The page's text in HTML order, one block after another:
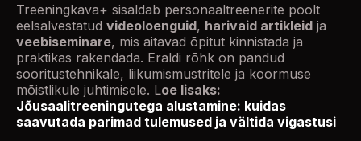
Treeningkava+ sisaldab personaaltreenerite poolt
eelsalvestatud videoloenguid, harivaid artikleid ja
veebiseminare, mis aitavad õpitut kinnistada ja
praktikas rakendada. Eraldi rõhk on pandud
sooritustehnikale, liikumismustritele ja koormuse
mõistlikule juhtimisele. Loe lisaks:
Jõusaalitreeningutega alustamine: kuidas
saavutada parimad tulemused ja vältida vigastusi